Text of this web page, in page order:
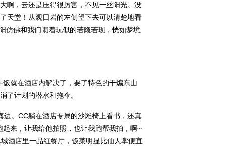
啊，云还是压得很厉害，不见一丝阳光。没
天堂！ 从观日岩的左侧望下去可以清楚地看
仿佛和我们闹着玩似的若隐若现，恍如梦境
就在酒店内解决了，要了特色的干煸东山
了计划的潜水和拖伞。
。CC躺在酒店专属的沙滩椅上看书，还真
来，让我给他拍照，也让我跑帮我拍，啊~
酒店里一品红餐厅，饭菜明显比仙人掌便宜